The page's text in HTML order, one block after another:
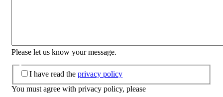
Please let us know your message.
I have read the privacy policy
You must agree with privacy policy, please